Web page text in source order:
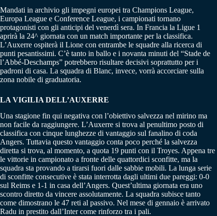
Mandati in archivio gli impegni europei tra Champions League,
Europa League e Conference League, i campionati tornano
protagonisti con gli anticipi del venerdì sera. In Francia la Ligue 1
aprirà la 24^ giornata con un match importante per la classifica.
L’Auxerre ospiterà il Lione con entrambe le squadre alla ricerca di
punti pesantissimi. C’è tanto in ballo e i novanta minuti del “Stade de
l’Abbé-Deschamps” potrebbero risultare decisivi soprattutto per i
padroni di casa. La squadra di Blanc, invece, vorrà accorciare sulla
zona nobile di graduatoria.
LA VIGILIA DELL’AUXERRE
Una stagione fin qui negativa con l’obiettivo salvezza nel mirino ma
non facile da raggiungere. L’Auxerre si trova al penultimo posto di
classifica con cinque lunghezze di vantaggio sul fanalino di coda
Angers. Tuttavia questo vantaggio conta poco perché la salvezza
diretta si trova, al momento, a quota 19 punti con il Troyes. Appena tre
le vittorie in campionato a fronte delle quattordici sconfitte, ma la
squadra sta provando a tirarsi fuori dalle sabbie mobili. La lunga serie
di sconfitte consecutive è stata interrotta dagli ultimi due pareggi: 0-0
sul Reims e 1-1 in casa dell’Angers. Quest’ultima giornata era uno
scontro diretto da vincere assolutamente. La squadra subisce tanto
come dimostrano le 47 reti al passivo. Nel mese di gennaio è arrivato
Radu in prestito dall’Inter come rinforzo tra i pali.